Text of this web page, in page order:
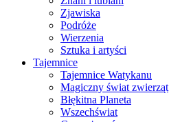
Zjawiska
Podróże
Wierzenia
Sztuka i artyści
Tajemnice
Tajemnice Watykanu
Magiczny świat zwierząt
Błękitna Planeta
Wszechświat